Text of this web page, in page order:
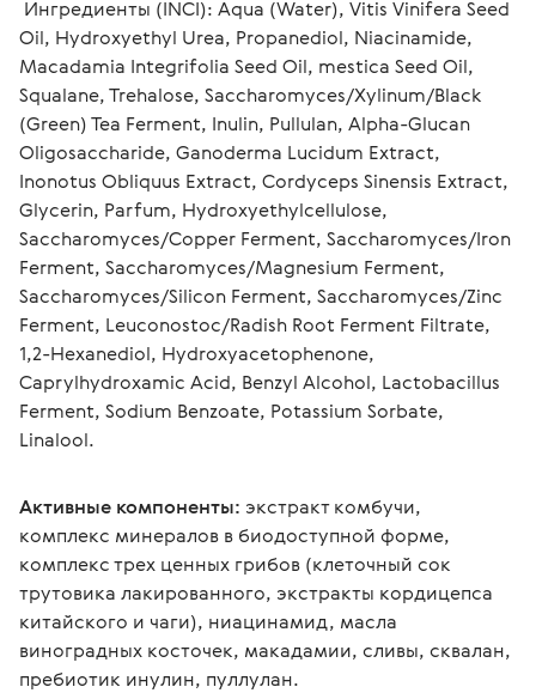
Oil, Hydroxyethyl Urea, Propanediol, Niacinamide,
Macadamia Integrifolia Seed Oil, mestica Seed Oil,
Squalane, Trehalose, Saccharomyces/Xylinum/Black
(Green) Tea Ferment, Inulin, Pullulan, Alpha-Glucan
Oligosaccharide, Ganoderma Lucidum Extract,
Inonotus Obliquus Extract, Cordyceps Sinensis Extract,
Glycerin, Parfum, Hydroxyethylcellulose,
Saccharomyces/Copper Ferment, Saccharomyces/Iron
Ferment, Saccharomyces/Magnesium Ferment,
Saccharomyces/Silicon Ferment, Saccharomyces/Zinc
Ferment, Leuconostoc/Radish Root Ferment Filtrate,
1,2-Hexanediol, Hydroxyacetophenone,
Caprylhydroxamic Acid, Benzyl Alcohol, Lactobacillus
Ferment, Sodium Benzoate, Potassium Sorbate,
Linalool.
Активные компоненты: экстракт комбучи,
комплекс минералов в биодоступной форме,
комплекс трех ценных грибов (клеточный сок
трутовика лакированного, экстракты кордицепса
китайского и чаги), ниацинамид, масла
виноградных косточек, макадамии, сливы, сквалан,
пребиотик инулин, пуллулан.